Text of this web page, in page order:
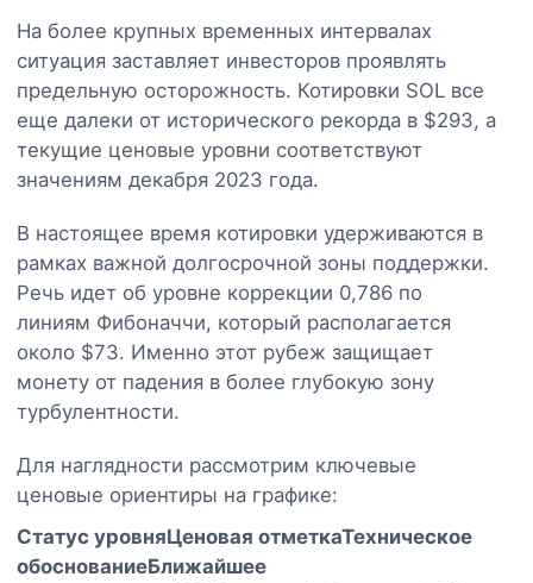
На более крупных временных интервалах
ситуация заставляет инвесторов проявлять
предельную осторожность. Котировки SOL все
еще далеки от исторического рекорда в $293, а
текущие ценовые уровни соответствуют
значениям декабря 2023 года.
В настоящее время котировки удерживаются в
рамках важной долгосрочной зоны поддержки.
Речь идет об уровне коррекции 0,786 по
линиям Фибоначчи, который располагается
около $73. Именно этот рубеж защищает
монету от падения в более глубокую зону
турбулентности.
Для наглядности рассмотрим ключевые
ценовые ориентиры на графике:
Статус уровняЦеновая отметкаТехническое
обоснованиеБлижайшее